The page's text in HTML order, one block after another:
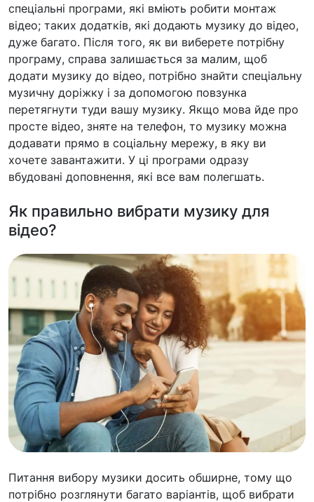
спеціальні програми, які вміють робити монтаж
відео; таких додатків, які додають музику до відео,
дуже багато. Після того, як ви виберете потрібну
програму, справа залишається за малим, щоб
додати музику до відео, потрібно знайти спеціальну
музичну доріжку і за допомогою повзунка
перетягнути туди вашу музику. Якщо мова йде про
просте відео, зняте на телефон, то музику можна
додавати прямо в соціальну мережу, в яку ви
хочете завантажити. У ці програми одразу
вбудовані доповнення, які все вам полегшать.
Як правильно вибрати музику для
відео?
Питання вибору музики досить обширне, тому що
потрібно розглянути багато варіантів, щоб вибрати